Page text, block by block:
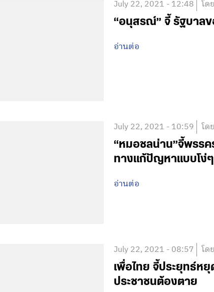
July 22, 2021 - 12:48 โด
“อนุสรณ์” จี้ รัฐบาลข
อ่านต่อ
July 22, 2021 - 10:59 โด
“หมอชลน่าน”จี้พรร
ทางแก้ปัญหาแบบโง่
อ่านต่อ
July 22, 2021 - 08:57 โด
เพื่อไทย จี้ประยุทธ์ห
ประชาชนต้องตาย